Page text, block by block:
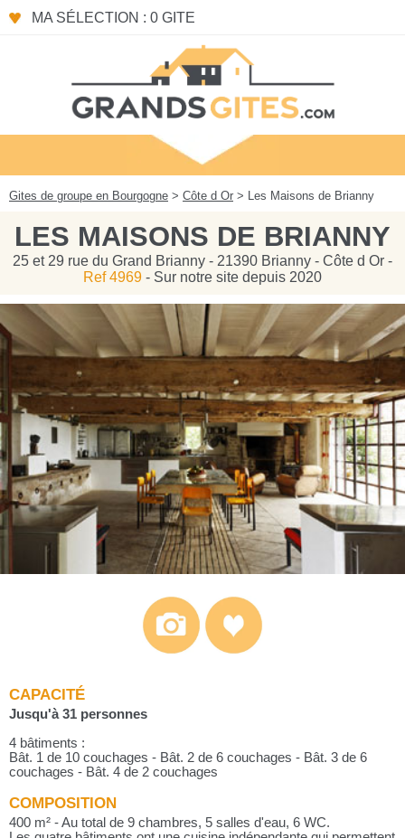
MA SÉLECTION : 0 GITE
Gites de groupe en Bourgogne > Côte d Or > Les Maisons de Brianny
LES MAISONS DE BRIANNY
25 et 29 rue du Grand Brianny - 21390 Brianny - Côte d Or -
Ref 4969 - Sur notre site depuis 2020
CAPACITÉ
Jusqu'à 31 personnes
4 bâtiments :
Bât. 1 de 10 couchages - Bât. 2 de 6 couchages - Bât. 3 de 6
couchages - Bât. 4 de 2 couchages
COMPOSITION
400 m² - Au total de 9 chambres, 5 salles d'eau, 6 WC.
Panneau de gestion des cookies